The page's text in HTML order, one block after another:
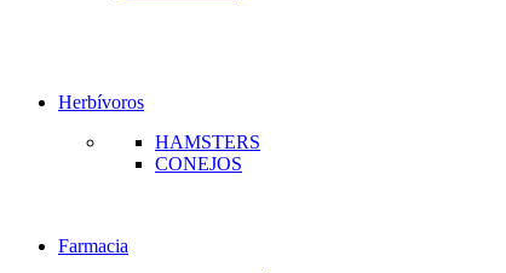
Herbívoros
HAMSTERS
CONEJOS
Farmacia